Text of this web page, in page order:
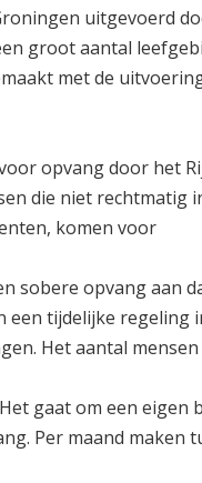
uitgevoerd
groot aantal
met de
opvang door het
die niet rechtmatig
komen voor
sobere opvang aan
een tijdelijke regeling
Het aantal
gaat om een eigen
Per maand maken